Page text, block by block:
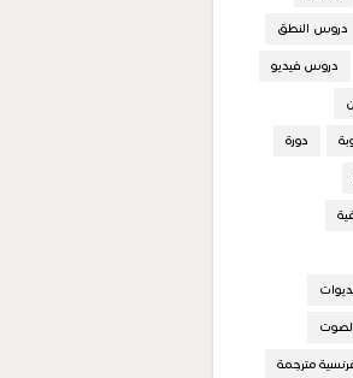
دروس النطق
دروس فيديو
دورة
مترجمة